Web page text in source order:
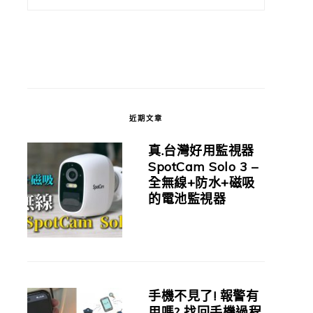
近期文章
真.台灣好用監視器
SpotCam Solo 3 –
全無線+防水+磁吸
的電池監視器
手機不見了! 報警有